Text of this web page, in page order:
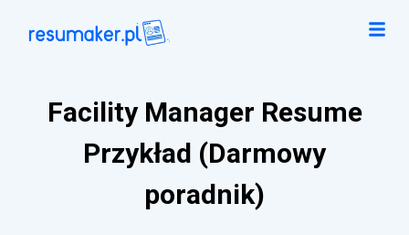
Facility Manager Resume
Przykład (Darmowy
poradnik)